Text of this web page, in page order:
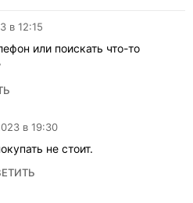
в 12:15
или поискать что-то
в 19:30
не стоит.